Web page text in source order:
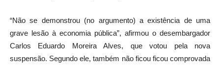
“Não se demonstrou (no argumento) a existência de uma
grave lesão à economia pública”, afirmou o desembargador
Carlos Eduardo Moreira Alves, que votou pela nova
suspensão. Segundo ele, também não ficou ficou comprovada